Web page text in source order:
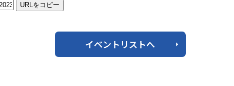
URLをコピー
イベントリストへ